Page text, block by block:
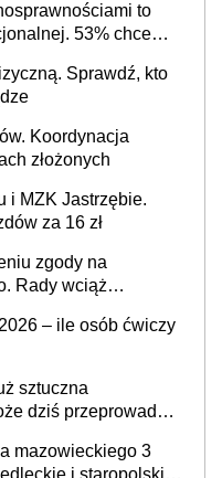
to
53% chce
Sprawdź, kto
Koordynacja
złożonych
i MZK Jastrzębie.
za 16 zł
zgody na
Rady wciąż
– ile osób ćwiczy
sztuczna
dziś przeprowadzić
mazowieckiego 3
i staropolskie.